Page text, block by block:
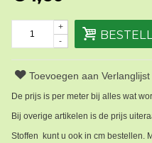
-
+
Toevoegen aan Verlanglijst
De prijs is per meter bij alles wat
Bij overige artikelen is de prijs
Stoffen kunt u ook in cm bestellen.